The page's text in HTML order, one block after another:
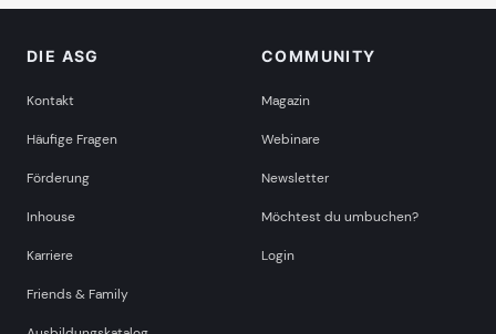
DIE ASG
Kontakt
Häufige Fragen
Förderung
Inhouse
Karriere
Friends & Family
COMMUNITY
Magazin
Webinare
Newsletter
Möchtest du umbuchen?
Login